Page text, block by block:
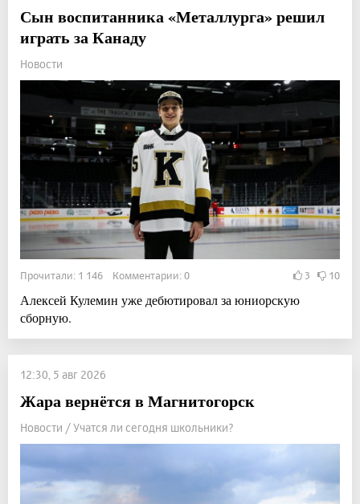
Сын воспитанника «Металлурга» решил
играть за Канаду
Новости
Прочитали: 1 146 Комментарии: 0 3 10
Алексей Кулемин уже дебютировал за юниорскую
сборную.
12:30, 5 авг 2026
Жара вернётся в Магнитогорск
Новости / Учатся ли сегодня школьники?